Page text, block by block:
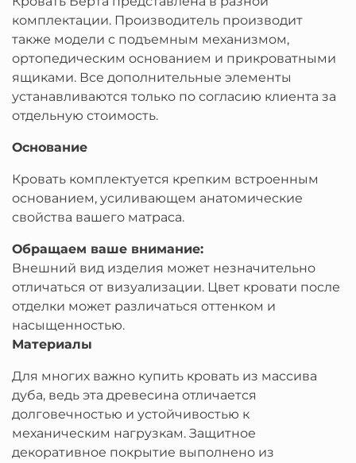
комплектации. Производитель производит
также модели с подъемным механизмом,
ортопедическим основанием и прикроватными
ящиками. Все дополнительные элементы
устанавливаются только по согласию клиента за
отдельную стоимость.
Основание
Кровать комплектуется крепким встроенным
основанием, усиливающем анатомические
свойства вашего матраса.
Обращаем ваше внимание:
Внешний вид изделия может незначительно
отличаться от визуализации. Цвет кровати после
отделки может различаться оттенком и
насыщенностью.
Материалы
Для многих важно купить кровать из массива
дуба, ведь эта древесина отличается
долговечностью и устойчивостью к
механическим нагрузкам. Защитное
декоративное покрытие выполнено из